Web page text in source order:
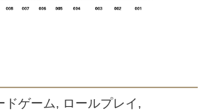
ドゲーム, ロールプレイ,